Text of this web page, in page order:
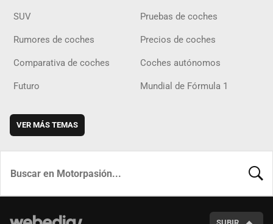
SUV Pruebas de coches
Rumores de coches Precios de coches
Comparativa de coches Coches autónomos
Futuro Mundial de Fórmula 1
VER MÁS TEMAS